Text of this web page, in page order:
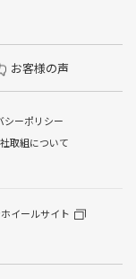
お客様の声
シーポリシー
取組について
イールサイト